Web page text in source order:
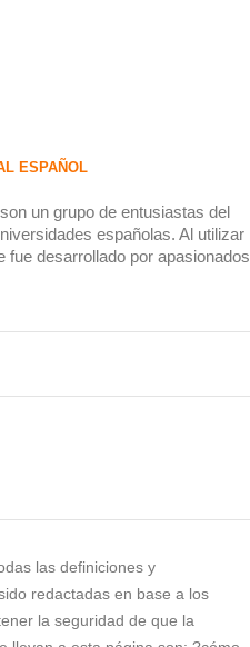
ESPAÑOL
un grupo de entusiastas del
españolas. Al utilizar
fue desarrollado por apasionados
las definiciones y
redactadas en base a los
la seguridad de que la